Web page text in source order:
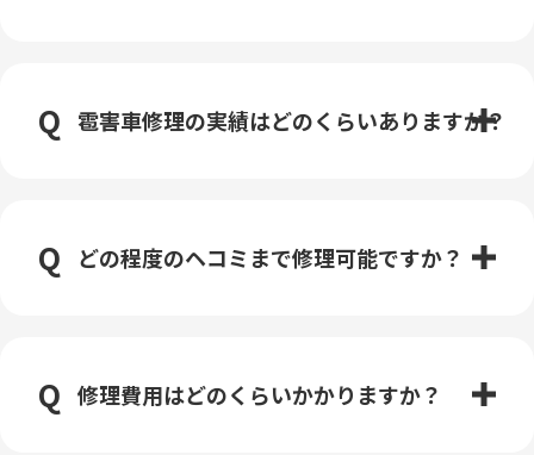
雹害車修理の実績はどのくらいありますか？
どの程度のヘコミまで修理可能ですか？
修理費用はどのくらいかかりますか？